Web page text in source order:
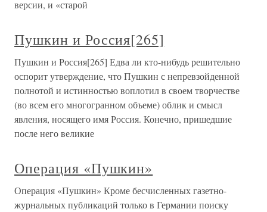
версии, и «старой
Пушкин и Россия[265]
Пушкин и Россия[265] Едва ли кто-нибудь решительно
оспорит утверждение, что Пушкин с непревзойденной
полнотой и истинностью воплотил в своем творчестве
(во всем его многогранном объеме) облик и смысл
явления, носящего имя Россия. Конечно, пришедшие
после него великие
Операция «Пушкин»
Операция «Пушкин» Кроме бесчисленных газетно-
журнальных публикаций только в Германии поиску